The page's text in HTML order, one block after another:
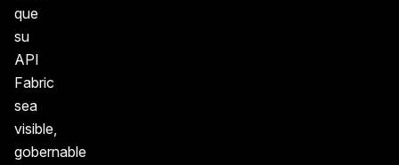
que
su
API
Fabric
sea
visible,
gobernable